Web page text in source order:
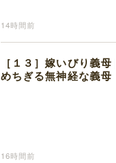
14時間前
［１３］嫁いびり義
めちぎる無神経な義母
16時間前